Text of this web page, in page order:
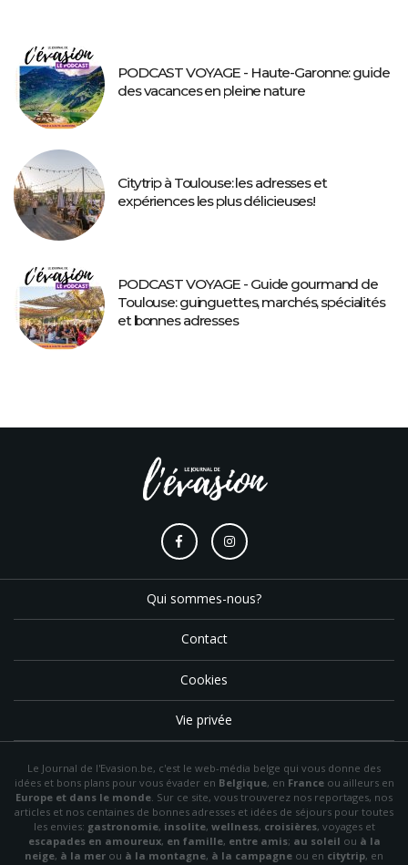
PODCAST VOYAGE - Haute-Garonne: guide
des vacances en pleine nature
Citytrip à Toulouse: les adresses et
expériences les plus délicieuses!
PODCAST VOYAGE - Guide gourmand de
Toulouse: guinguettes, marchés, spécialités
et bonnes adresses
Qui sommes-nous?
Contact
Cookies
Vie privée
Le Journal de l'Evasion.be, c'est le web-média belge qui vous donne des
idées et bons plans pour vous évader en Belgique, en Franceou ailleurs en
Europe et dans le monde. Sur ce site, vous trouverez nos reportages, nos
articles et nos centaines de bonnes adresses et idées de séjours pour toutes
les envies: gastronomie, insolite, wellness, croisières, voyages et
escapades en amoureux, en famille, entre amis; au soleil ou à la
neige, à la mer ou à la montagne, à la campagne ou en citytrip, en